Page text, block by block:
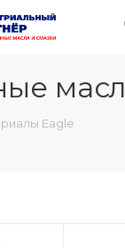
Eagle